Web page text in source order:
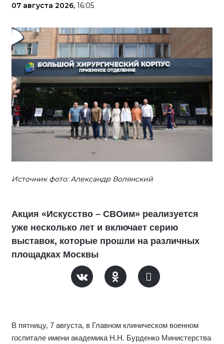
07 августа 2026, 16:05
Источник фото: Александр Волянский
Акция «Искусство – СВОим» реализуется
уже несколько лет и включает серию
выставок, которые прошли на различных
площадках Москвы
В пятницу, 7 августа, в Главном клиническом военном
госпитале имени академика Н.Н. Бурденко Министерства